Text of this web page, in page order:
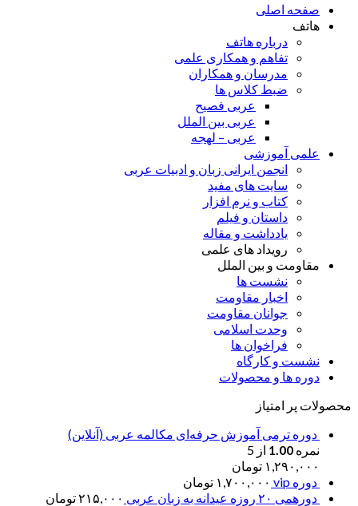
صفحه اصلی
هاتف
درباره هاتف
تفاهم و همکاری علمی
مدرسان و همکاران
ضبط کلاس ها
عربی فصیح
عربی بین الملل
عربی – لهجه
علمی آموزشی
انجمن ایرانی زبان و ادبیات عربی
سایت های مفید
کتاب و نرم افزار
داستان و فیلم
یادداشت و مقاله
رویداد های علمی
مقاومت و بین الملل
نشست ها
اخبار مقاومت
جوانان مقاومت
وحدت اسلامی
فراخوان ها
نشست و کارگاه
دوره ها و محصولات
محصولات پر امتیاز
دوره ترمی آموزش حرفه‌ای مکالمه عربی (آنلاین)
نمره 1.00 از 5
۱,۲۹۰,۰۰۰ تومان
دوره vip
۱,۷۰۰,۰۰۰ تومان
دورهمی ۲۰ روزه عیدانه به زبان عربی
۲۱۵,۰۰۰تومان